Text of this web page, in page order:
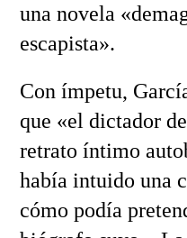
una novela
escapista».
Con ímpetu,
que «el dictador
retrato íntimo
había intuido una
cómo podía